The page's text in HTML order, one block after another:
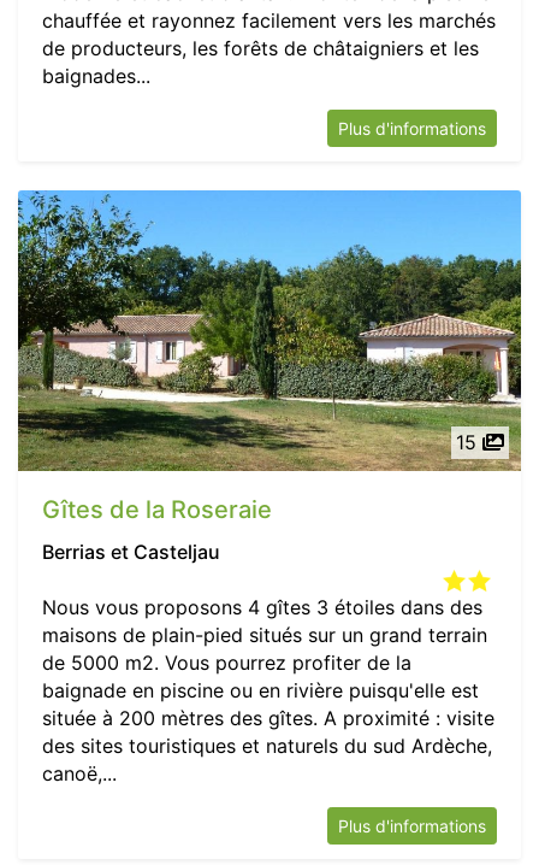
chauffée et rayonnez facilement vers les marchés
de producteurs, les forêts de châtaigniers et les
baignades...
Plus d'informations
15
Gîtes de la Roseraie
Berrias et Casteljau
Nous vous proposons 4 gîtes 3 étoiles dans des
maisons de plain-pied situés sur un grand terrain
de 5000 m2. Vous pourrez profiter de la
baignade en piscine ou en rivière puisqu'elle est
située à 200 mètres des gîtes. A proximité : visite
des sites touristiques et naturels du sud Ardèche,
canoë,...
Plus d'informations